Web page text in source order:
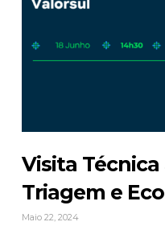
Visita
Triagem e
Maio 22, 2024